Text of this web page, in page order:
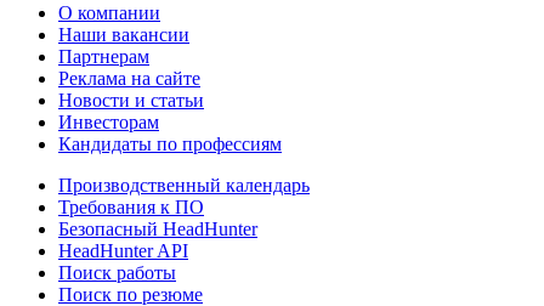
О компании
Наши вакансии
Партнерам
Реклама на сайте
Новости и статьи
Инвесторам
Кандидаты по профессиям
Производственный календарь
Требования к ПО
Безопасный HeadHunter
HeadHunter API
Поиск работы
Поиск по резюме